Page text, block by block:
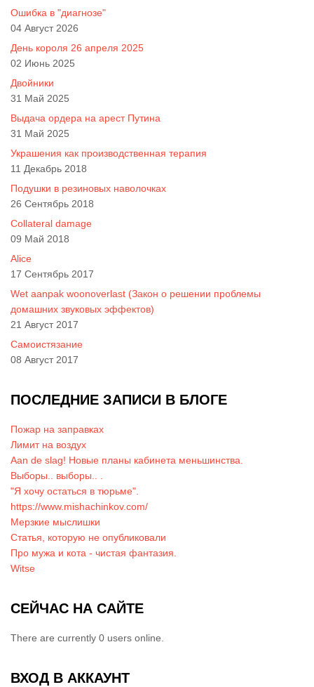
Ошибка в "диагнозе"
04 Август 2026
День короля 26 апреля 2025
02 Июнь 2025
Двойники
31 Май 2025
Выдача ордера на арест Путина
31 Май 2025
Украшения как производственная терапия
11 Декабрь 2018
Подушки в резиновых наволочках
26 Сентябрь 2018
Collateral damage
09 Май 2018
Alice
17 Сентябрь 2017
Wet aanpak woonoverlast (Закон о решении проблемы
домашних звуковых эффектов)
21 Август 2017
Самоистязание
08 Август 2017
ПОСЛЕДНИЕ ЗАПИСИ В БЛОГЕ
Пожар на заправках
Лимит на воздух
Aan de slag! Новые планы кабинета меньшинства.
Выборы.. выборы.. .
"Я хочу остаться в тюрьме".
https://www.mishachinkov.com/
Мерзкие мыслишки
Статья, которую не опубликовали
Про мужа и кота - чистая фантазия.
Witse
СЕЙЧАС НА САЙТЕ
There are currently 0 users online.
ВХОД В АККАУНТ